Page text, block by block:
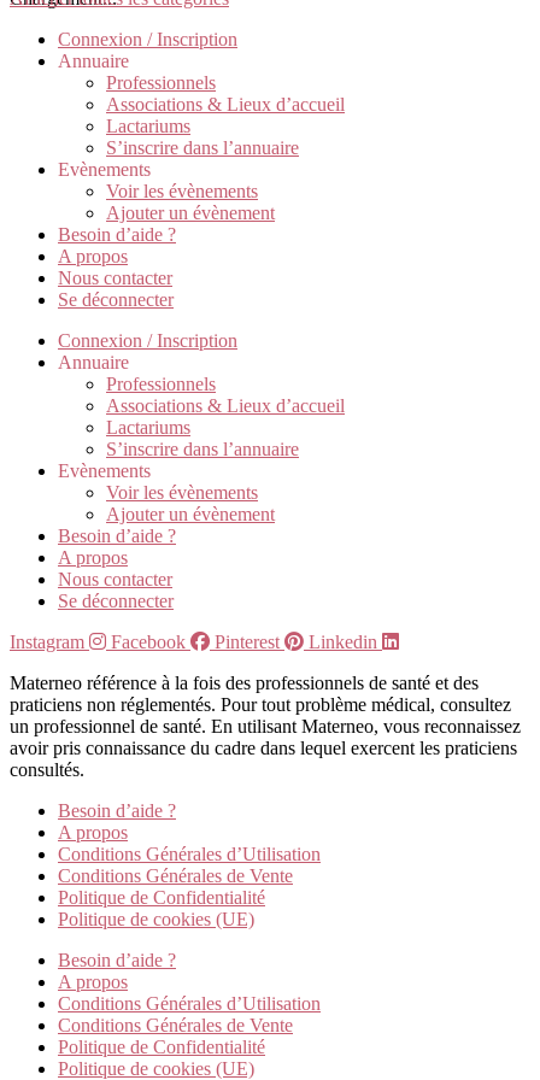
Connexion / Inscription
Annuaire
Professionnels
Associations & Lieux d’accueil
Lactariums
S’inscrire dans l’annuaire
Evènements
Voir les évènements
Ajouter un évènement
Besoin d’aide ?
A propos
Nous contacter
Se déconnecter
Connexion / Inscription
Annuaire
Professionnels
Associations & Lieux d’accueil
Lactariums
S’inscrire dans l’annuaire
Evènements
Voir les évènements
Ajouter un évènement
Besoin d’aide ?
A propos
Nous contacter
Se déconnecter
Instagram
Facebook Pinterest
Linkedin
Materneo référence à la fois des professionnels de santé et des
praticiens non réglementés. Pour tout problème médical, consultez
un professionnel de santé. En utilisant Materneo, vous reconnaissez
avoir pris connaissance du cadre dans lequel exercent les praticiens
consultés.
Besoin d’aide ?
A propos
Conditions Générales d’Utilisation
Conditions Générales de Vente
Politique de Confidentialité
Politique de cookies (UE)
Besoin d’aide ?
A propos
Conditions Générales d’Utilisation
Conditions Générales de Vente
Politique de Confidentialité
Politique de cookies (UE)